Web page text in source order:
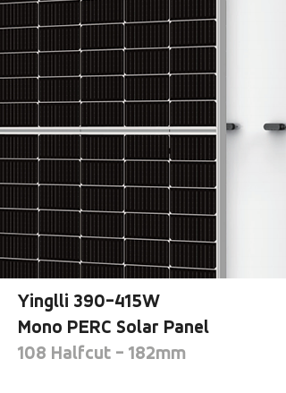
Yinglli 390-415W
Mono PERC Solar Panel
108 Halfcut - 182mm